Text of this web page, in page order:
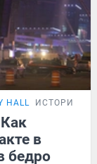
HALL ИСТОРИИ
в
бедро